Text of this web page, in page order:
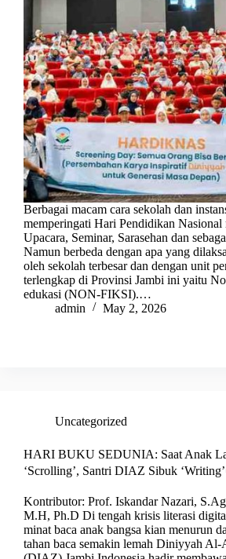
Berbagai macam cara sekolah dan
memperingati Hari Pendidikan Nasional
Upacara, Seminar, Sarasehan dan
Namun berbeda dengan apa yang
oleh sekolah terbesar dan dengan unit
terlengkap di Provinsi Jambi ini yaitu
edukasi (NON-FIKSI).…
admin
May 2, 2026
Uncategorized
HARI BUKU SEDUNIA: Saat Anak
‘Scrolling’, Santri DIAZ Sibuk
Kontributor: Prof. Iskandar Nazari,
M.H, Ph.D Di tengah krisis literasi
minat baca anak bangsa kian menurun
tahan baca semakin lemah Diniyyah Al-